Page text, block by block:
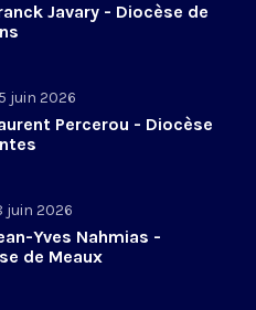
Javary - Diocèse de
juin 2026
Percerou - Diocèse
juin 2026
Yves Nahmias -
de Meaux